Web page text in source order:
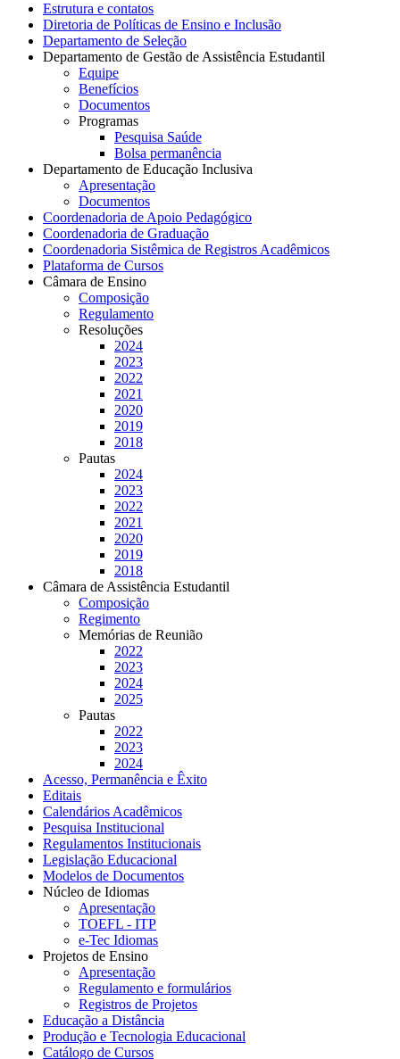
Estrutura e contatos
Diretoria de Políticas de Ensino e Inclusão
Departamento de Seleção
Departamento de Gestão de Assistência Estudantil
Equipe
Benefícios
Documentos
Programas
Pesquisa Saúde
Bolsa permanência
Departamento de Educação Inclusiva
Apresentação
Documentos
Coordenadoria de Apoio Pedagógico
Coordenadoria de Graduação
Coordenadoria Sistêmica de Registros Acadêmicos
Plataforma de Cursos
Câmara de Ensino
Composição
Regulamento
Resoluções
2024
2023
2022
2021
2020
2019
2018
Pautas
2024
2023
2022
2021
2020
2019
2018
Câmara de Assistência Estudantil
Composição
Regimento
Memórias de Reunião
2022
2023
2024
2025
Pautas
2022
2023
2024
Acesso, Permanência e Êxito
Editais
Calendários Acadêmicos
Pesquisa Institucional
Regulamentos Institucionais
Legislação Educacional
Modelos de Documentos
Núcleo de Idiomas
Apresentação
TOEFL - ITP
e-Tec Idiomas
Projetos de Ensino
Apresentação
Regulamento e formulários
Registros de Projetos
Educação a Distância
Produção e Tecnologia Educacional
Catálogo de Cursos